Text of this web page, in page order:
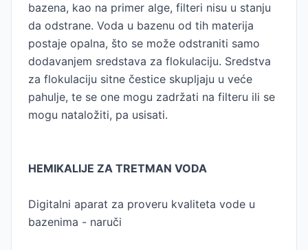
bazena, kao na primer alge, filteri nisu u stanju
da odstrane. Voda u bazenu od tih materija
postaje opalna, što se može odstraniti samo
dodavanjem sredstava za flokulaciju. Sredstva
za flokulaciju sitne čestice skupljaju u veće
pahulje, te se one mogu zadržati na filteru ili se
mogu nataložiti, pa usisati.
HEMIKALIJE ZA TRETMAN VODA
Digitalni aparat za proveru kvaliteta vode u
bazenima - naruči